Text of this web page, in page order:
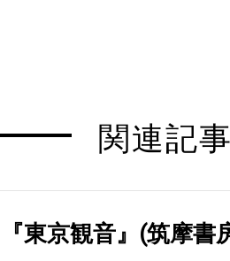
関連記
『東京観音』(筑摩書